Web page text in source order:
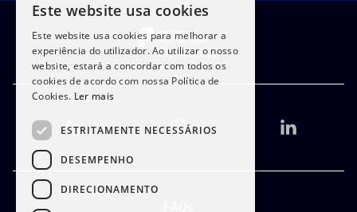
PORTUGUESE
ENGLISH
Este website usa cookies
Este website usa cookies para melhorar a
experiência do utilizador. Ao utilizar o nosso
website, estará a concordar com todos os
cookies de acordo com nossa Política de
Cookies. Ler mais
ESTRITAMENTE NECESSÁRIOS
DESEMPENHO
DIRECIONAMENTO